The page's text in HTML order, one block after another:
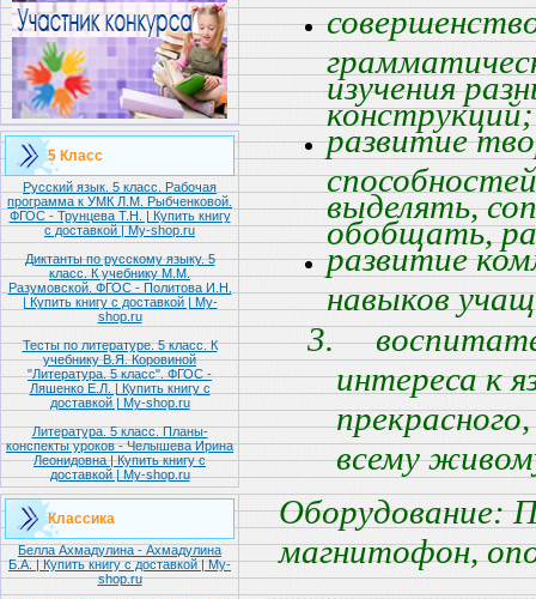
5 Класс
Русский язык. 5 класс. Рабочая
программа к УМК Л.М. Рыбченковой.
ФГОС - Трунцева Т.Н. | Купить книгу
с доставкой | My-shop.ru
Диктанты по русскому языку. 5
класс. К учебнику М.М.
Разумовской. ФГОС - Политова И.Н.
| Купить книгу с доставкой | My-
shop.ru
Тесты по литературе. 5 класс. К
учебнику В.Я. Коровиной
"Литература. 5 класс". ФГОС -
Ляшенко Е.Л. | Купить книгу с
доставкой | My-shop.ru
Литература. 5 класс. Планы-
конспекты уроков - Челышева Ирина
Леонидовна | Купить книгу с
доставкой | My-shop.ru
Классика
Белла Ахмадулина - Ахмадулина
Б.А. | Купить книгу с доставкой | My-
shop.ru
изучения
конструкций;
развитие
выделять,
обобщать,
развитие
навыков
3.
интереса к
всему
Оборудование:
магнитофон,